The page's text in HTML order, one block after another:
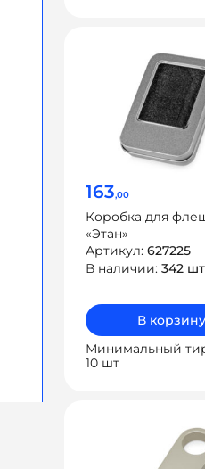
163,00
Коробка для
«Этан»
Артикул: 627225
В наличии: 342 шт
В корзину
Минимальный
10 шт